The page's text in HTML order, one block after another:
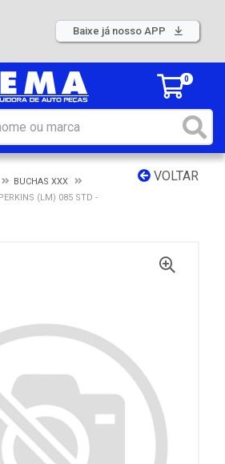
Baixe já nosso APP
0
VOLTAR
BUCHAS XXX
(LM) 085 STD -